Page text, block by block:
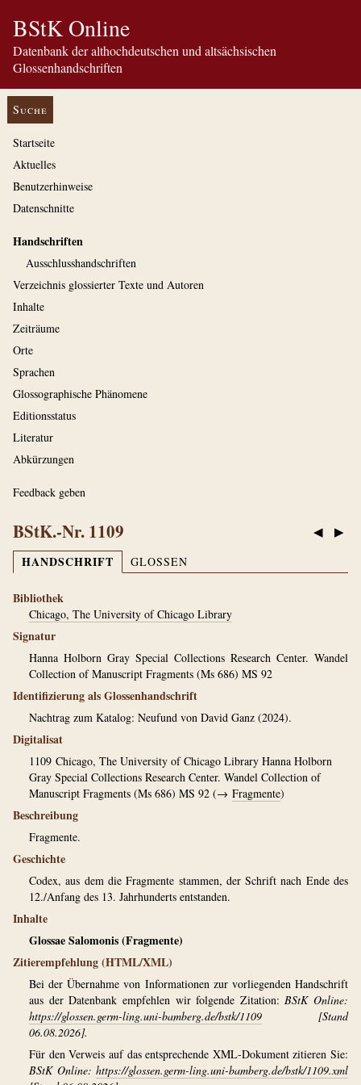
BStK Online
Datenbank der althochdeutschen und altsächsischen
Glossenhandschriften
Suche
Startseite
Aktuelles
Benutzerhinweise
Datenschnitte
Handschriften
Ausschluss­handschriften
Verzeichnis glossierter Texte und Autoren
Inhalte
Zeiträume
Orte
Sprachen
Glossographische Phänomene
Editionsstatus
Literatur
Abkürzungen
Feedback geben
◀ ▶
BStK.-Nr. 1109
HANDSCHRIFT GLOSSEN
Bibliothek
Chicago, The University of Chicago Library
Signatur
Hanna Holborn Gray Special Collections Research Center. Wandel
Collection of Manuscript Fragments (Ms 686) MS 92
Identifizierung als Glossenhandschrift
Nachtrag zum Katalog: Neufund von David Ganz (2024).
Digitalisat
1109 Chicago, The University of Chicago Library Hanna Holborn
Gray Special Collections Research Center. Wandel Collection of
Manuscript Fragments (Ms 686) MS 92 (→ Fragmente)
Beschreibung
Fragmente.
Geschichte
Codex, aus dem die Fragmente stammen, der Schrift nach Ende des
12./Anfang des 13. Jahrhunderts entstanden.
Inhalte
Glossae Salomonis (Fragmente)
Zitierempfehlung (HTML/XML)
Bei der Übernahme von Informationen zur vorliegenden Handschrift
aus der Datenbank empfehlen wir folgende Zitation:BStK Online:
https://glossen.germ-ling.uni-bamberg.de/bstk/1109 [Stand
06.08.2026].
Für den Verweis auf das entsprechende XML-Dokument zitieren Sie:
BStK Online: https://glossen.germ-ling.uni-bamberg.de/bstk/1109.xml